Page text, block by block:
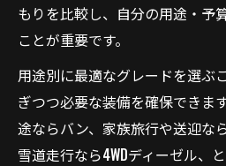
もりを比較し、自分の用途・予
ことが重要です。
用途別に最適なグレードを選ぶ
ぎつつ必要な装備を確保できま
途ならバン、家族旅行や送迎な
雪道走行なら4WDディーゼル、